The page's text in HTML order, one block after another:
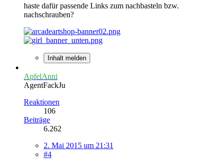
haste dafür passende Links zum nachbasteln bzw.
nachschrauben?
Inhalt melden
ApfelAnni
AgentFackJu
Reaktionen
106
Beiträge
6.262
2. Mai 2015 um 21:31
#4